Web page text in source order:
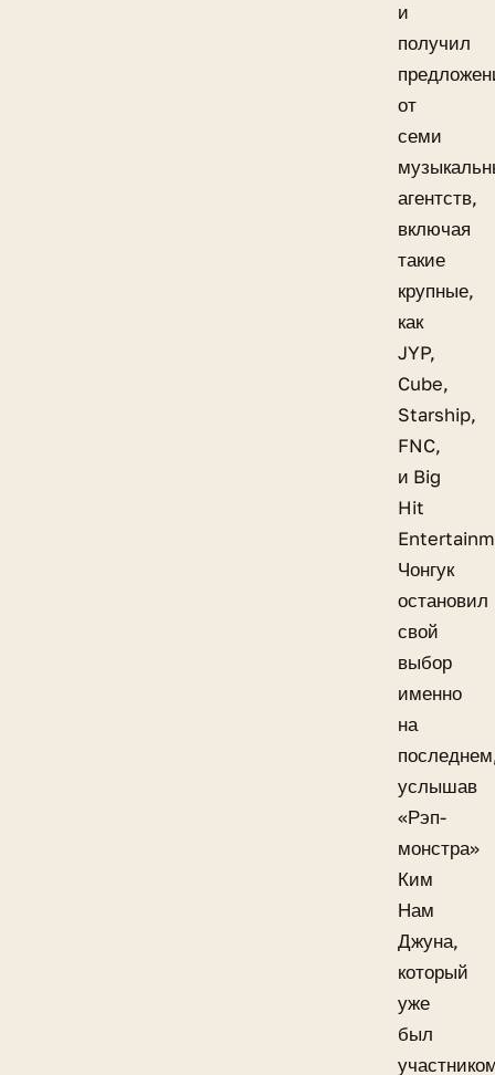
и
получил
от
семи
агентств,
включая
такие
крупные,
как
JYP,
Cube,
Starship,
FNC,
и Big
Hit
Чонгук
остановил
свой
выбор
именно
на
услышав
«Рэп-
монстра»
Ким
Нам
Джуна,
который
уже
был